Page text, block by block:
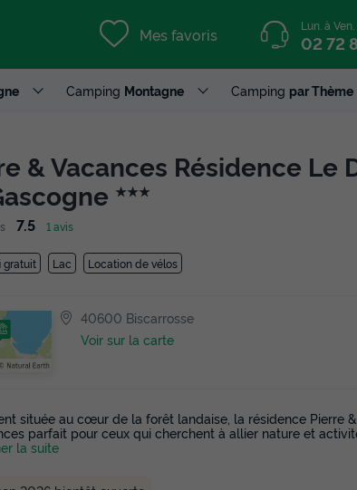
Mes favoris Lun. à
02 72
Camping Montagne Camping par Thème
& Vacances Résidence Le
★★★
7.5 1 avis
gratuit Lac Location de vélos
40600 Biscarrosse
Voir sur la carte
située au cœur de la forêt landaise, la résidence Pierre
parfait pour ceux qui cherchent à allier nature et
la suite